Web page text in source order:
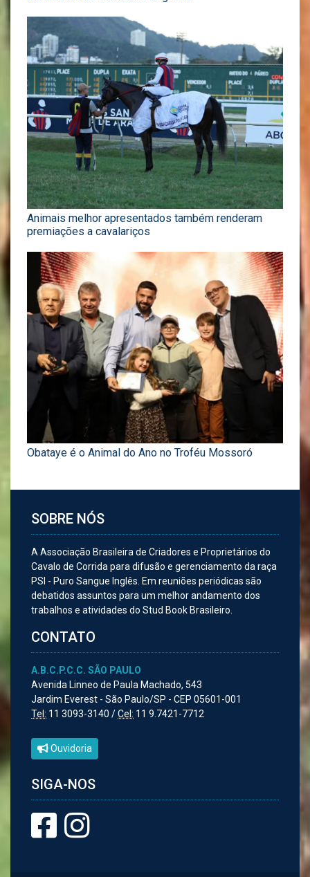
Animais melhor apresentados também renderam
premiações a cavalariços
Obataye é o Animal do Ano no Troféu Mossoró
SOBRE NÓS
A Associação Brasileira de Criadores e Proprietários do
Cavalo de Corrida para difusão e gerenciamento da raça
PSI - Puro Sangue Inglês. Em reuniões periódicas são
debatidos assuntos para um melhor andamento dos
trabalhos e atividades do Stud Book Brasileiro.
CONTATO
A.B.C.P.C.C. SÃO PAULO
Avenida Linneo de Paula Machado, 543
Jardim Everest - São Paulo/SP - CEP 05601-001
Tel: 11 3093-3140 /Cel: 11 9.7421-7712
Ouvidoria
SIGA-NOS